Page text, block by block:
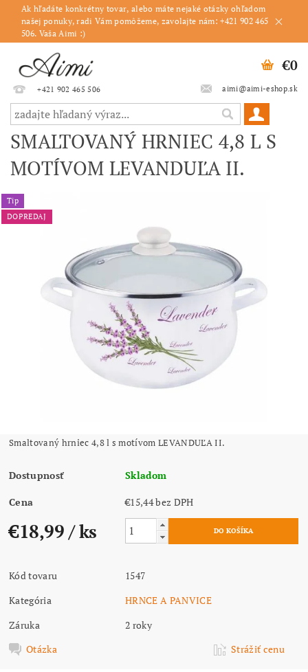
Ak hľadáte konkrétny tovar, alebo máte nejaké otázky ohľadom
našej ponuky, radi Vám pomôžeme, zavolajte nám: +421 902 465
506. Vaša Aimi :)
+421 902 465 506 aimi@aimi-eshop.sk
€0
SMALTOVANÝ HRNIEC 4,8 L S
MOTÍVOM LEVANDUĽA II.
Tip
DOPREDAJ
Smaltovaný hrniec 4,8 l s motívom LEVANDUĽA II.
Dostupnosť Skladom
Cena €15,44 bez DPH
€18,99 / ks
Kód tovaru
1547
Kategória
HRNCE A PANVICE
Záruka
2 roky
Otázka
Strážiť cenu